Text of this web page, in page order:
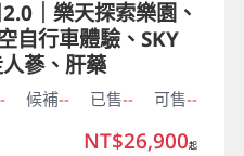
｜樂天探索樂園、
自行車體驗、SKY
蔘、肝藥
候補-- 已售-- 可售--
NT$26,900起